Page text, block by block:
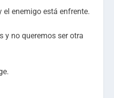
el enemigo está enfrente.
y no queremos ser otra